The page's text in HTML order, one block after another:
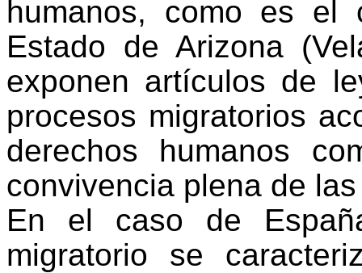
humanos, como es
Estado de Arizona
exponen artículos de
procesos migratorios
derechos humanos
convivencia plena de
En el caso de
migratorio se